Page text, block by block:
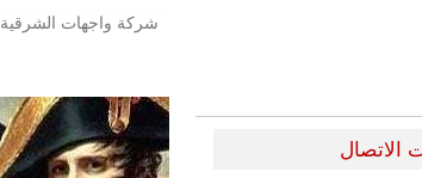
الاتصال
شركة واجهات الشرقية